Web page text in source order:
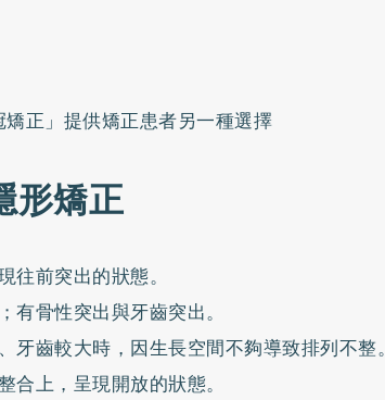
正」提供矯正患者另一種選擇
形矯正
往前突出的狀態。
有骨性突出與牙齒突出。
牙齒較大時，因生長空間不夠導致排列不整。
合上，呈現開放的狀態。